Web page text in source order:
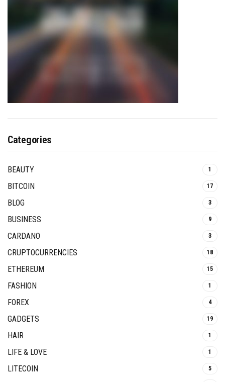
Categories
BEAUTY 1
BITCOIN 17
BLOG 3
BUSINESS 9
CARDANO 3
CRUPTOCURRENCIES 18
ETHEREUM 15
FASHION 1
FOREX 4
GADGETS 19
HAIR 1
LIFE & LOVE 1
LITECOIN 5